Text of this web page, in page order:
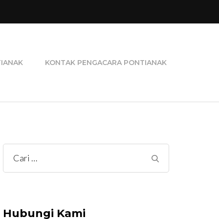
KONTAK PENGACARA PONTIANAK
Cari
untuk:
Hubungi Kami